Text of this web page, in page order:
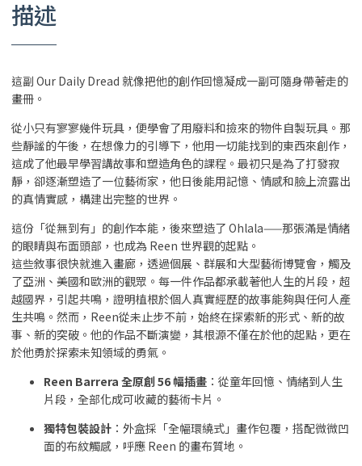
描述
這副 Our Daily Dread 就像把他的創作回憶凝成一副可隨身帶著走的
畫冊。
從小只有寥寥幾件玩具，便學會了用廢料和撿來的物件自製玩具。那
些靜謐的午後，在想像力的引導下，他用一切能找到的東西來創作，
這成了他最早學習講故事和塑造角色的課程。最初只是為了打發寂
靜，卻逐漸塑造了一位藝術家，他日後能用記憶、情感和臉上流露出
的真情實感，構建出完整的世界。
這份「從無到有」的創作本能，後來塑造了 Ohlala——那張滿是情緒
的眼睛與布面頭部，也成為 Reen 世界觀的起點。
這些敘事很快就進入畫廊，透過個展、群展和大型藝術博覽會，觸及
了亞洲、美國和歐洲的觀眾。每一件作品都承載著他人生的片段，超
越國界，引起共鳴，證明植根於個人真實經歷的故事能夠與任何人產
生共鳴。然而，Reen從未止步不前，始終在探索新的形式、新的故
事、新的突破。他的作品不斷演變，其根源不僅在於他的起點，更在
於他勇於探索未知領域的勇氣。
Reen Barrera 全原創 56 幅插畫 ：從童年回憶、情緒到人生
片段，全部化成可收藏的藝術卡片。
獨特包裝設計 ：外盒採「全幅環繞式」畫作包覆，搭配微微凹
面的布紋觸感，呼應 Reen 的畫布質地。